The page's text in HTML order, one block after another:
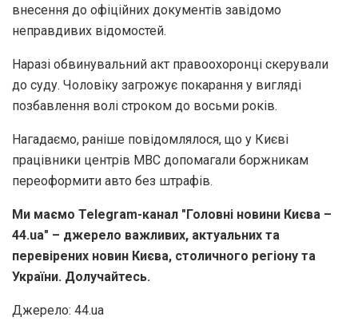
внесення до офіційних документів завідомо
неправдивих відомостей.
Наразі обвинувальний акт правоохоронці скерували
до суду. Чоловіку загрожує покарання у вигляді
позбавлення волі строком до восьми років.
Нагадаємо, раніше повідомлялося, що у Києві
працівники центрів МВС допомагали боржникам
переоформити авто без штрафів.
Ми маємо Telegram-канал "Головні новини Києва –
44.ua" – джерело важливих, актуальних та
перевірених новин Києва, столичного регіону та
України. Долучайтесь.
Джерело: 44.ua